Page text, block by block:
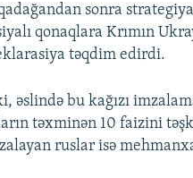
sonra
qonaqlara Krımın
təqdim edirdi.
əslində bu kağızı
təxminən 10 faizini
ruslar isə